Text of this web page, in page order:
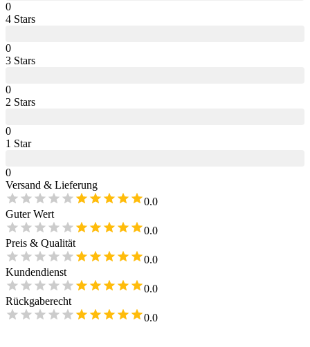
0
4 Stars
0
3 Stars
0
2 Stars
0
1 Star
0
Versand & Lieferung
0.0
Guter Wert
0.0
Preis & Qualität
0.0
Kundendienst
0.0
Rückgaberecht
0.0